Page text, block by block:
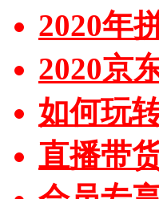
2020年
2020京
如何玩
直播带